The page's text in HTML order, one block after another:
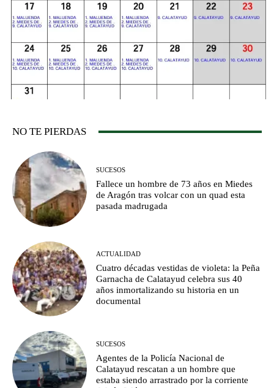
NO TE PIERDAS
SUCESOS
Fallece un hombre de 73 años en Miedes
de Aragón tras volcar con un quad esta
pasada madrugada
ACTUALIDAD
Cuatro décadas vestidas de violeta: la Peña
Garnacha de Calatayud celebra sus 40
años inmortalizando su historia en un
documental
SUCESOS
Agentes de la Policía Nacional de
Calatayud rescatan a un hombre que
estaba siendo arrastrado por la corriente